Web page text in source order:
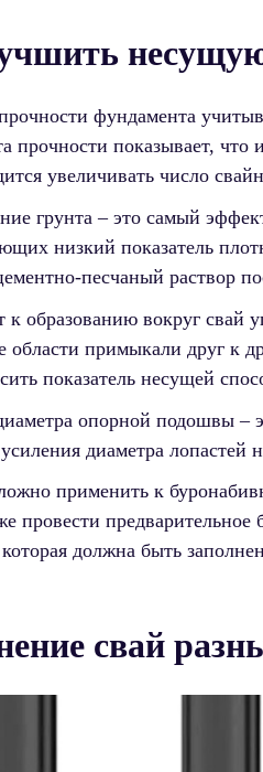
несущую
фундамента
прочности показывает, что
увеличивать число
грунта – это самый
низкий показатель
песчаный раствор
к образованию вокруг свай
примыкали друг к
показатель несущей
опорной подошвы –
диаметра
применить к
провести
должна быть
свай